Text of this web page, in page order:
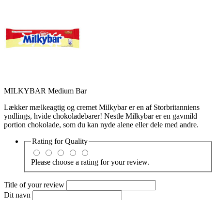
MILKYBAR Medium Bar
Lækker mælkeagtig og cremet Milkybar er en af Storbritanniens
yndlings, hvide chokoladebarer! Nestle Milkybar er en gavmild
portion chokolade, som du kan nyde alene eller dele med andre.
Rating forQuality
Please choose a rating for your review.
Title of your review
Dit navn